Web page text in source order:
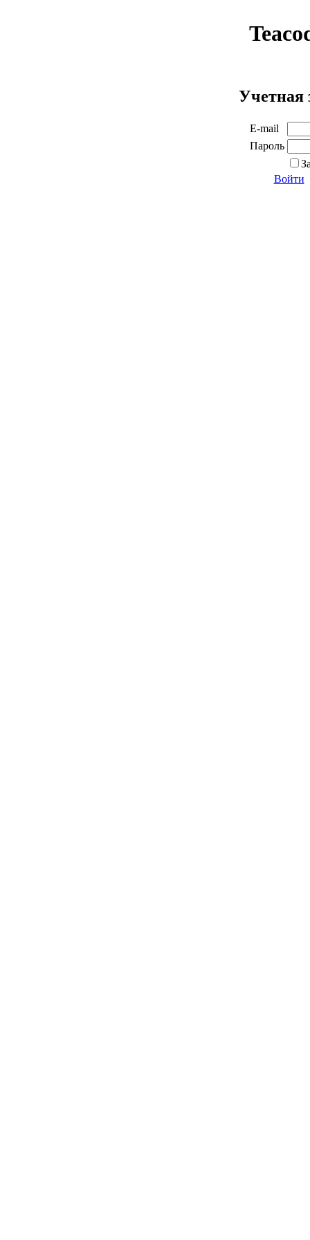
Учетная
E-mail
Пароль
Войти